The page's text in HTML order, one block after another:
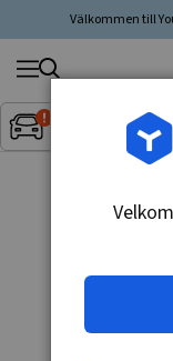
Välkommen till
Inget
Søg
produkt,
producent,